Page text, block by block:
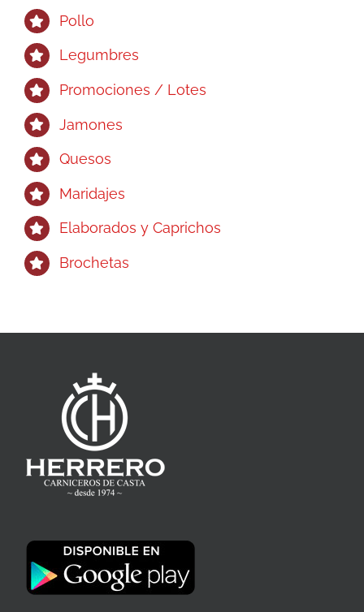
Pollo
Legumbres
Promociones / Lotes
Jamones
Quesos
Maridajes
Elaborados y Caprichos
Brochetas